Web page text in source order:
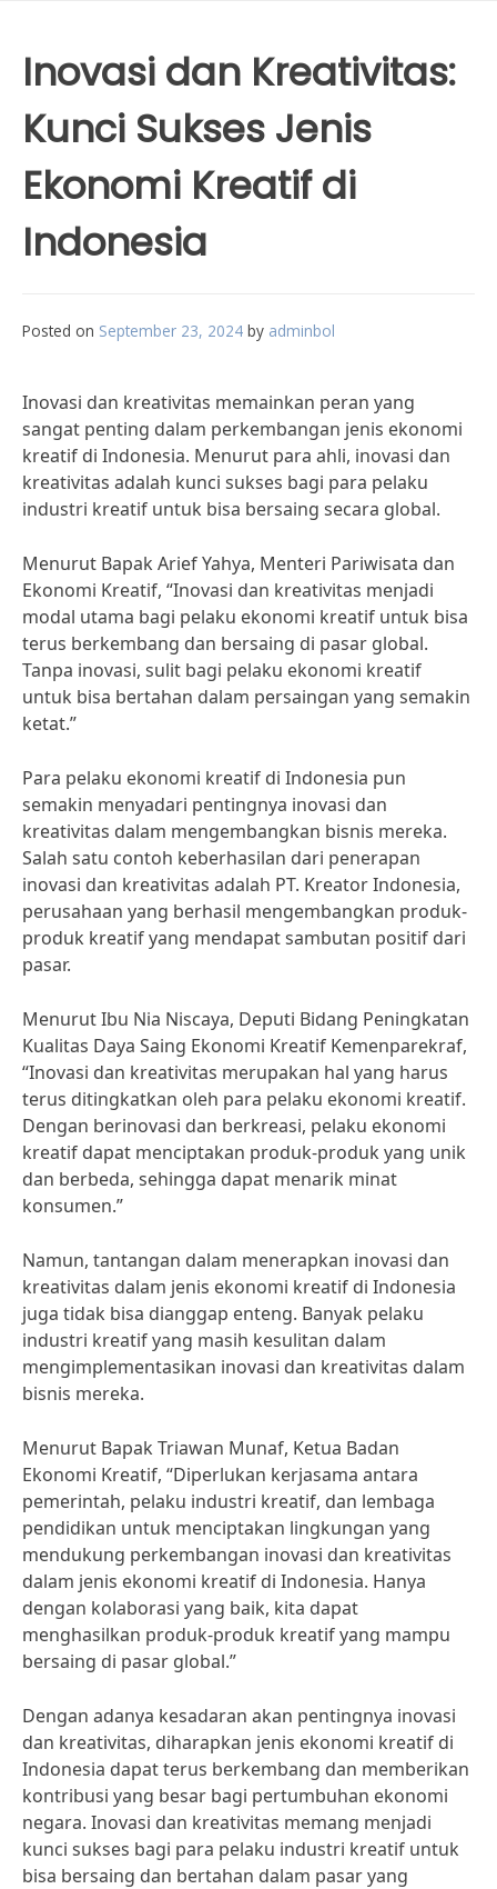
Inovasi dan Kreativitas:
Kunci Sukses Jenis
Ekonomi Kreatif di
Indonesia
Posted on September 23, 2024 by adminbol
Inovasi dan kreativitas memainkan peran yang
sangat penting dalam perkembangan jenis ekonomi
kreatif di Indonesia. Menurut para ahli, inovasi dan
kreativitas adalah kunci sukses bagi para pelaku
industri kreatif untuk bisa bersaing secara global.
Menurut Bapak Arief Yahya, Menteri Pariwisata dan
Ekonomi Kreatif, “Inovasi dan kreativitas menjadi
modal utama bagi pelaku ekonomi kreatif untuk bisa
terus berkembang dan bersaing di pasar global.
Tanpa inovasi, sulit bagi pelaku ekonomi kreatif
untuk bisa bertahan dalam persaingan yang semakin
ketat.”
Para pelaku ekonomi kreatif di Indonesia pun
semakin menyadari pentingnya inovasi dan
kreativitas dalam mengembangkan bisnis mereka.
Salah satu contoh keberhasilan dari penerapan
inovasi dan kreativitas adalah PT. Kreator Indonesia,
perusahaan yang berhasil mengembangkan produk-
produk kreatif yang mendapat sambutan positif dari
pasar.
Menurut Ibu Nia Niscaya, Deputi Bidang Peningkatan
Kualitas Daya Saing Ekonomi Kreatif Kemenparekraf,
“Inovasi dan kreativitas merupakan hal yang harus
terus ditingkatkan oleh para pelaku ekonomi kreatif.
Dengan berinovasi dan berkreasi, pelaku ekonomi
kreatif dapat menciptakan produk-produk yang unik
dan berbeda, sehingga dapat menarik minat
konsumen.”
Namun, tantangan dalam menerapkan inovasi dan
kreativitas dalam jenis ekonomi kreatif di Indonesia
juga tidak bisa dianggap enteng. Banyak pelaku
industri kreatif yang masih kesulitan dalam
mengimplementasikan inovasi dan kreativitas dalam
bisnis mereka.
Menurut Bapak Triawan Munaf, Ketua Badan
Ekonomi Kreatif, “Diperlukan kerjasama antara
pemerintah, pelaku industri kreatif, dan lembaga
pendidikan untuk menciptakan lingkungan yang
mendukung perkembangan inovasi dan kreativitas
dalam jenis ekonomi kreatif di Indonesia. Hanya
dengan kolaborasi yang baik, kita dapat
menghasilkan produk-produk kreatif yang mampu
bersaing di pasar global.”
Dengan adanya kesadaran akan pentingnya inovasi
dan kreativitas, diharapkan jenis ekonomi kreatif di
Indonesia dapat terus berkembang dan memberikan
kontribusi yang besar bagi pertumbuhan ekonomi
negara. Inovasi dan kreativitas memang menjadi
kunci sukses bagi para pelaku industri kreatif untuk
bisa bersaing dan bertahan dalam pasar yang